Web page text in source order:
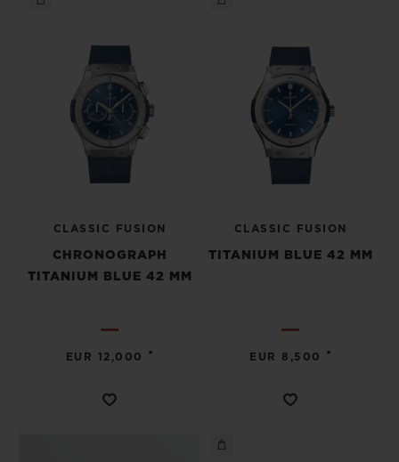
CLASSIC FUSION
CHRONOGRAPH
TITANIUM BLUE 42 MM
EUR 12,000 •
CLASSIC FUSION
TITANIUM BLUE 42 MM
EUR 8,500 •